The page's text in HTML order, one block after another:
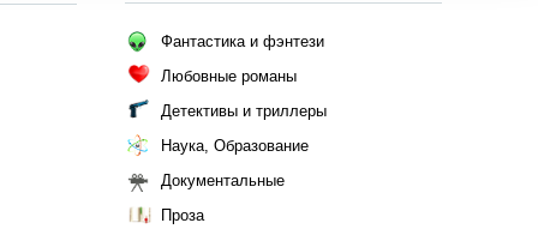
Фантастика и фэнтези
Любовные романы
Детективы и триллеры
Наука, Образование
Документальные
Проза